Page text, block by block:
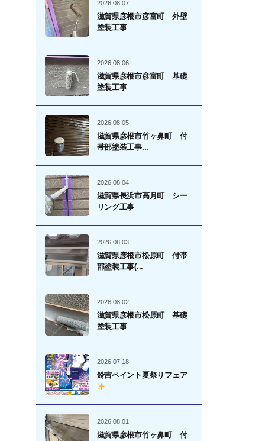
2026.08.07
滋賀県彦根市彦富町 外壁
塗装工事
2026.08.06
滋賀県彦根市彦富町 基礎
塗装工事
2026.08.05
滋賀県彦根市竹ヶ鼻町 付
帯部塗装工事...
2026.08.04
滋賀県長浜市高月町 シー
リング工事
2026.08.03
滋賀県彦根市松原町 付帯
部塗装工事(...
2026.08.02
滋賀県彦根市松原町 基礎
塗装工事
2026.07.18
鈴吉ペイント夏祭りフェア
2026.08.01
滋賀県彦根市竹ヶ鼻町 付